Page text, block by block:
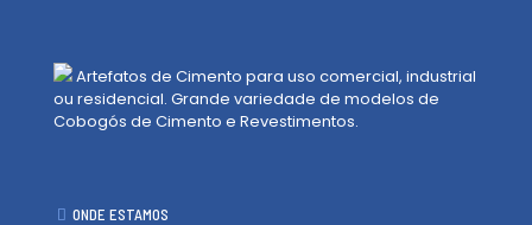
Artefatos de Cimento para uso comercial, industrial
ou residencial. Grande variedade de modelos de
Cobogós de Cimento e Revestimentos.
ONDE ESTAMOS